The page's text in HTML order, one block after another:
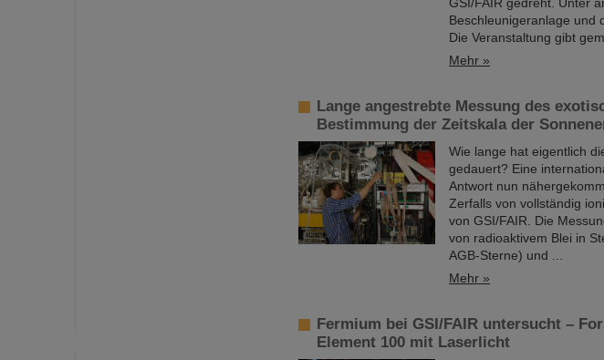
Beschleunigeranlage und
Die Veranstaltung gibt
Mehr »
Lange angestrebte Messung des
Bestimmung der Zeitskala der
Wie lange hat eigentlich
gedauert? Eine
Antwort nun
Zerfalls von vollständig
von GSI/FAIR. Die
von radioaktivem Blei in
AGB-Sterne) und ...
Mehr »
Fermium bei GSI/FAIR untersucht –
Element 100 mit Laserlicht